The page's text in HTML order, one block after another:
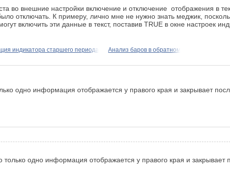
во внешние настройки включение и отключение отображения в
отключать. К примеру, лично мне не нужно знать меджик,
включить эти данные в текст, поставив TRUE в окне настроек
индикатора старшего периода Анализ баров в обратном
одно информация отображается у правого края и закрывает
одно информация отображается у правого края и закрывает